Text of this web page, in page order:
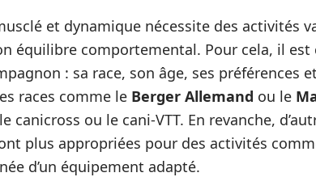
et dynamique nécessite des activités
équilibre comportemental. Pour cela, il est
: sa race, son âge, ses préférences
races comme le Berger Allemand ou le
canicross ou le cani-VTT. En revanche,
plus appropriées pour des activités
d’un équipement adapté.